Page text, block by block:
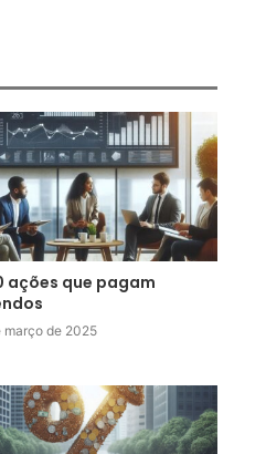
ações que pagam
março de 2025